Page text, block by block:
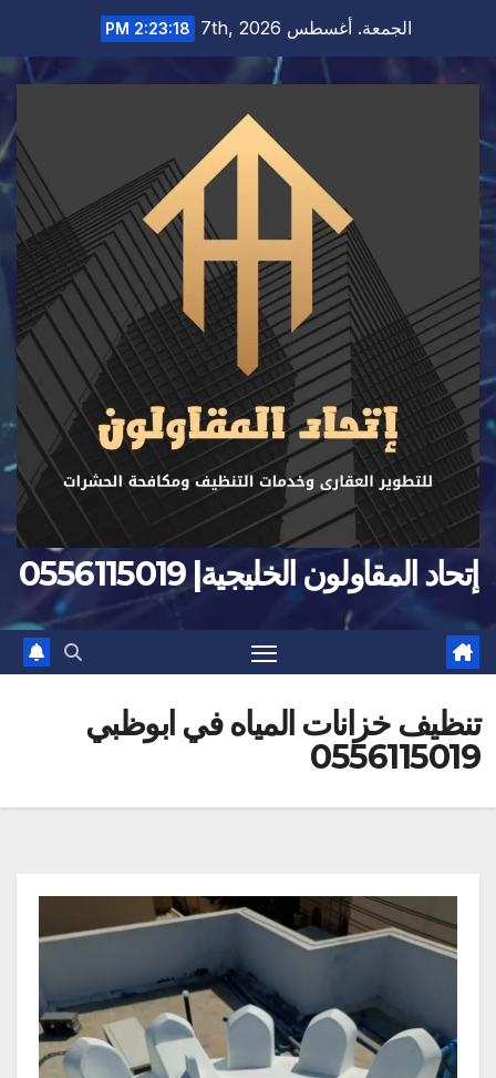
content
الجمعة. أغسطس 7th, 2026 2:23:19 PM
إتحاد المقاولون الخليجية| 0556115019
تنظيف خزانات المياه في ابوظبي
0556115019